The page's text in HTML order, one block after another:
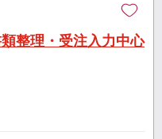
整理・受注入力中心